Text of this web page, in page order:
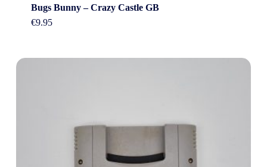
Bugs Bunny – Crazy Castle GB
€9.95